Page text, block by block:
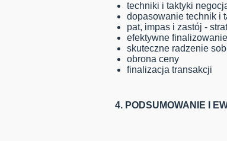
techniki i taktyki
dopasowanie technik i
pat, impas i zastój -
efektywne
skuteczne radzenie
obrona ceny
finalizacja transakcji
4. PODSUMOWANIE I